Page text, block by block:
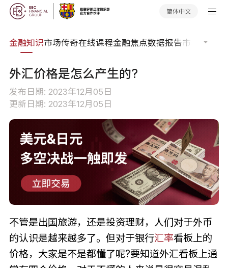
简体中文
金融知识市场传奇在线课程金融焦点数据报告市场分析
外汇价格是怎么产生的?
发布日期: 2023年12月05日
更新日期: 2023年12月05日
不管是出国旅游，还是投资理财，人们对于外币
的认识是越来越多了。但对于银行汇率看板上的
价格，大家是不是都懂了呢?要知道外汇看板上通